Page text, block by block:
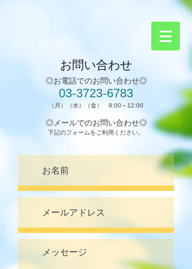
お問い合わせ
◎​お電話でのお問い合わせ◎
03-3723-6783​
（月）（水）（金） 9:00～12:00
◎メールでのお問い合わせ◎
​下記のフォームをご利用ください。